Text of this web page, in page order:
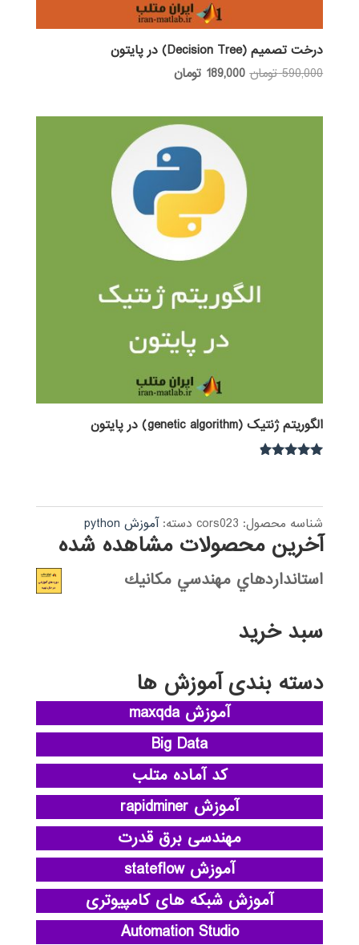
درخت تصمیم (Decision Tree) در پایتون
590,000 تومان قیمت
189,000 تومانقیمت
الگوریتم ژنتیک (genetic algorithm) در پایتون
شناسه محصول: cors023 دسته:آموزش python
آخرین محصولات مشاهده شده
استانداردهاي مهندسي مكانيك
سبد خرید
دسته بندی آموزش ها
آموزش maxqda
Big Data
کد آماده متلب
آموزش rapidminer
مهندسی برق قدرت
آموزش stateflow
آموزش شبکه های کامپیوتری
Automation Studio